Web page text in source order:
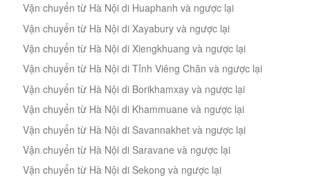
Vận chuyển từ Hà Nội di Huaphanh và ngược lại
Vận chuyển từ Hà Nội di Xayabury và ngược lại
Vận chuyển từ Hà Nội di Xiengkhuang và ngược lại
Vận chuyển từ Hà Nội di Tỉnh Viêng Chăn và ngược lại
Vận chuyển từ Hà Nội di Borikhamxay và ngược lại
Vận chuyển từ Hà Nội di Khammuane và ngược lại
Vận chuyển từ Hà Nội di Savannakhet và ngược lại
Vận chuyển từ Hà Nội di Saravane và ngược lại
Vận chuyển từ Hà Nội di Sekong và ngược lại